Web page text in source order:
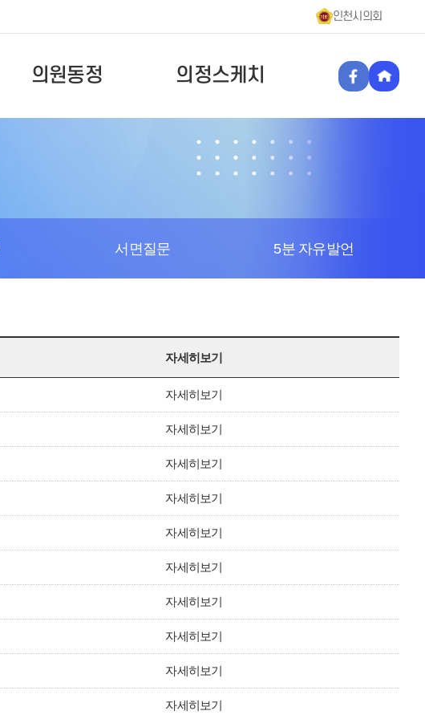
인천시의회
의원동정 의정스케치
서면질문 5분 자유발언
자세히보기
자세히보기
자세히보기
자세히보기
자세히보기
자세히보기
자세히보기
자세히보기
자세히보기
자세히보기
자세히보기